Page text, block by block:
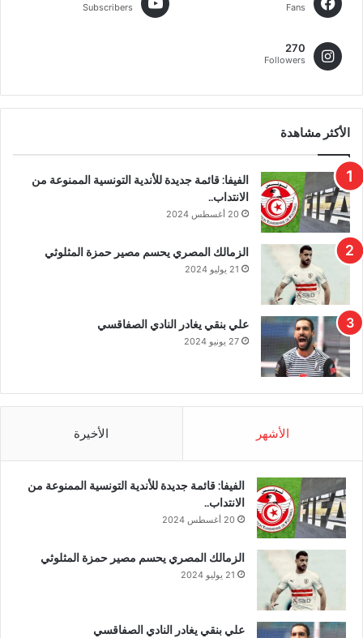
Fans
Subscribers
270
Followers
الأكثر مشاهدة
الفيفا: قائمة جديدة للأندية التونسية الممنوعة من
الانتداب..
20 أغسطس 2024
الزمالك المصري يحسم مصير حمزة المثلوثي
21 يوليو 2024
علي بنقي يغادر النادي الصفاقسي
27 يونيو 2024
الأشهر الأخيرة
الفيفا: قائمة جديدة للأندية التونسية الممنوعة من
الانتداب..
20 أغسطس 2024
الزمالك المصري يحسم مصير حمزة المثلوثي
21 يوليو 2024
علي بنقي يغادر النادي الصفاقسي